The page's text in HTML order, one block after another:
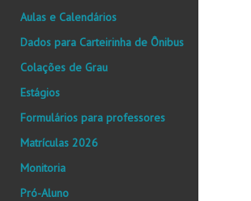
Aulas e Calendários
Dados para Carteirinha de Ônibus
Colações de Grau
Estágios
Formulários para professores
Matrículas 2026
Monitoria
Pró-Aluno